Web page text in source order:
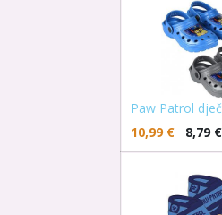
Paw Patrol
10,99€ 8,79 €